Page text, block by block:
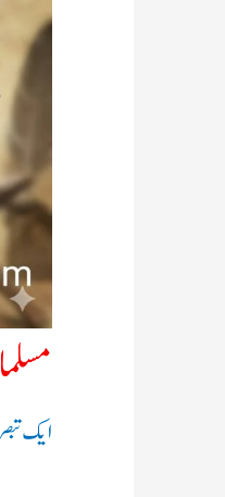
ایک